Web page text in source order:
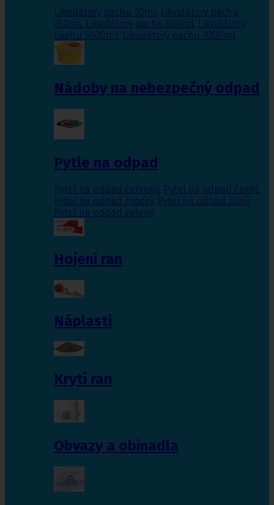
Likvidátory pachu 30ml, Likvidátory pachu
250ml, Likvidátory pachu 500ml, Likvidátory
pachu 5000ml, Likvidátory pachu 1000ml
Nádoby na nebezpečný odpad
Pytle na odpad
Pytel na odpad červený, Pytel na odpad černý,
Pytel na odpad modrý, Pytel na odpad žlutý,
Pytel na odpad zelený
Hojení ran
Náplasti
Krytí ran
Obvazy a obinadla